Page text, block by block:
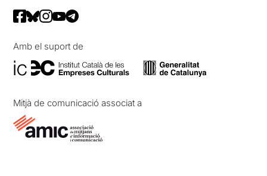
Amb el suport de
Mitjà de comunicació associat a